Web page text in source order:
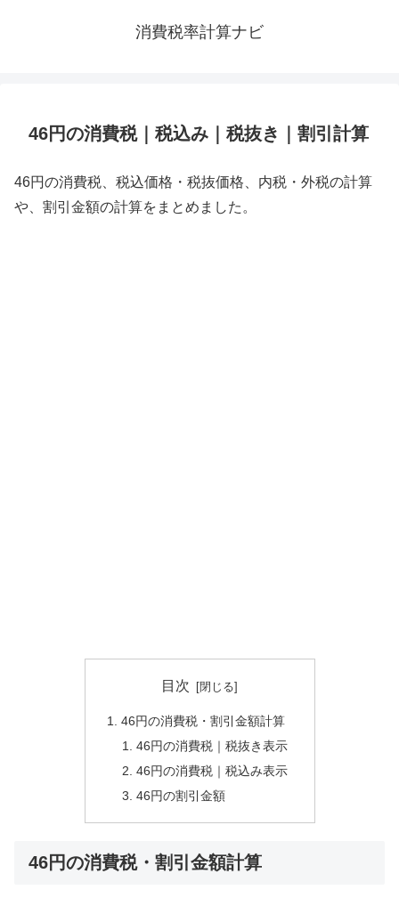
消費税率計算ナビ
46円の消費税｜税込み｜税抜き｜割引計算
46円の消費税、税込価格・税抜価格、内税・外税の計算
や、割引金額の計算をまとめました。
目次
46円の消費税・割引金額計算
46円の消費税｜税抜き表示
46円の消費税｜税込み表示
46円の割引金額
46円の消費税・割引金額計算